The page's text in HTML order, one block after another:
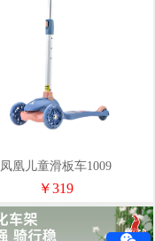
凤凰儿童滑板车1009
￥319